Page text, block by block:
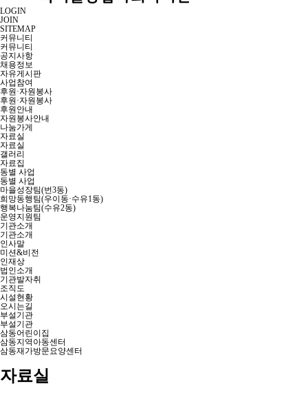
LOGIN
JOIN
SITEMAP
커뮤니티
커뮤니티
공지사항
채용정보
자유게시판
사업참여
후원·자원봉사
후원·자원봉사
후원안내
자원봉사안내
나눔가게
자료실
자료실
갤러리
자료집
동별 사업
동별 사업
마을성장팀(번3동)
희망동행팀(우이동·수유1동)
행복나눔팀(수유2동)
운영지원팀
기관소개
기관소개
인사말
미션&비전
인재상
법인소개
기관발자취
조직도
시설현황
오시는길
부설기관
부설기관
삼동어린이집
삼동지역아동센터
삼동재가방문요양센터
자료실